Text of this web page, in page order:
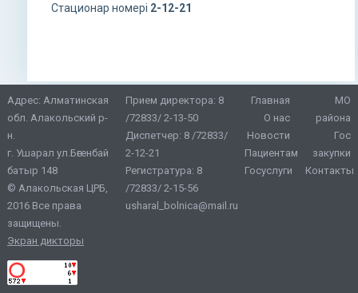
Стационар номері 2-12-21
Адрес: Алматинская
обл. Алакольский р-
н.
г. Ушарал ул.Бөгенбай
батыр 148
© Алакольская ЦРБ,
2016 Все права
защищены.
Экран дикторы
Прием директора: 8
/72833/ 2-13-50
Диспетчер: 8 /72833/
2-12-21
Регистратура: 8
/72833/ 2-15-56
usharal_bolnica@mail.ru
Главная
О нас
Новости
Пациентам
Госуслуги
МО
района
Гос
закупки
Контакты